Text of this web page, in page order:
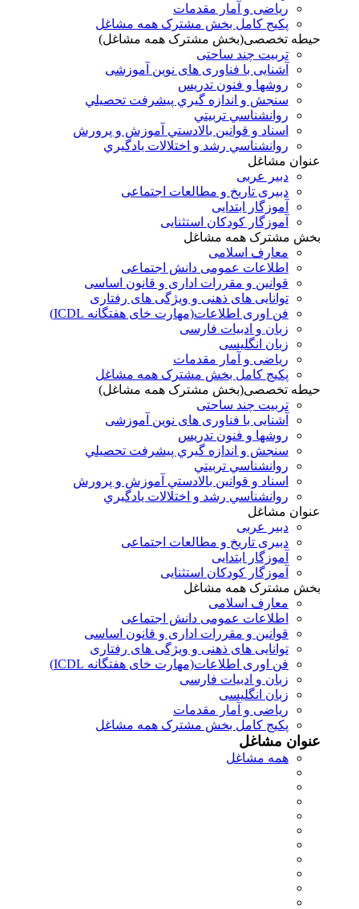
ریاضی و آمار مقدمات
پکیج کامل بخش مشترک همه مشاغل
حیطه تخصصی(بخش مشترک همه مشاغل)
تربیت چند ساحتی
آشنایی با فناوری های نوین آموزشی
روشها و فنون تدريس
سنجش و اندازه گيري پيشرفت تحصيلي
روانشناسي تربيتي
اسناد و قوانين بالادستي آموزش و پرورش
روانشناسي رشد و اختلالات يادگيري
عنوان مشاغل
دبير عربی
دبیری تاریخ و مطالعات اجتماعی
آموزگار ابتدایی
آموزگار کودکان استثنایی
بخش مشترک همه مشاغل
معارف اسلامی
اطلاعات عمومی دانش اجتماعی
قوانین و مقررات اداری و قانون اساسی
توانایی های ذهنی و ویژگی های رفتاری
فن اوری اطلاعات(مهارت خای هفتگانه ICDL)
زبان و ادبیات فارسی
زبان انگلیسی
ریاضی و آمار مقدمات
پکیج کامل بخش مشترک همه مشاغل
حیطه تخصصی(بخش مشترک همه مشاغل)
تربیت چند ساحتی
آشنایی با فناوری های نوین آموزشی
روشها و فنون تدريس
سنجش و اندازه گيري پيشرفت تحصيلي
روانشناسي تربيتي
اسناد و قوانين بالادستي آموزش و پرورش
روانشناسي رشد و اختلالات يادگيري
عنوان مشاغل
دبير عربی
دبیری تاریخ و مطالعات اجتماعی
آموزگار ابتدایی
آموزگار کودکان استثنایی
بخش مشترک همه مشاغل
معارف اسلامی
اطلاعات عمومی دانش اجتماعی
قوانین و مقررات اداری و قانون اساسی
توانایی های ذهنی و ویژگی های رفتاری
فن اوری اطلاعات(مهارت خای هفتگانه ICDL)
زبان و ادبیات فارسی
زبان انگلیسی
ریاضی و آمار مقدمات
پکیج کامل بخش مشترک همه مشاغل
عنوان مشاغل
همه مشاغل